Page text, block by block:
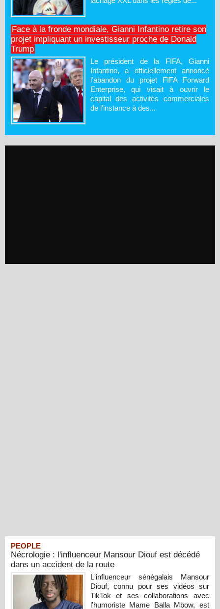
Face à la fronde mondiale, Gianni Infantino retire son
projet impliquant un investisseur proche de Donald
Trump
Le président de la FIFA, Gianni
Infantino, a officiellement annoncé
l'abandon du projet FIFA Forward
Enterprise, qui visait à ouvrir le
capital des activités commerciales
de l'instance à des...
PEOPLE
Nécrologie : l'influenceur Mansour Diouf est décédé
dans un accident de la route
L'influenceur sénégalais Mansour
Diouf, connu pour ses vidéos sur
TikTok et ses collaborations avec
l'humoriste Mame Balla Mbow, est